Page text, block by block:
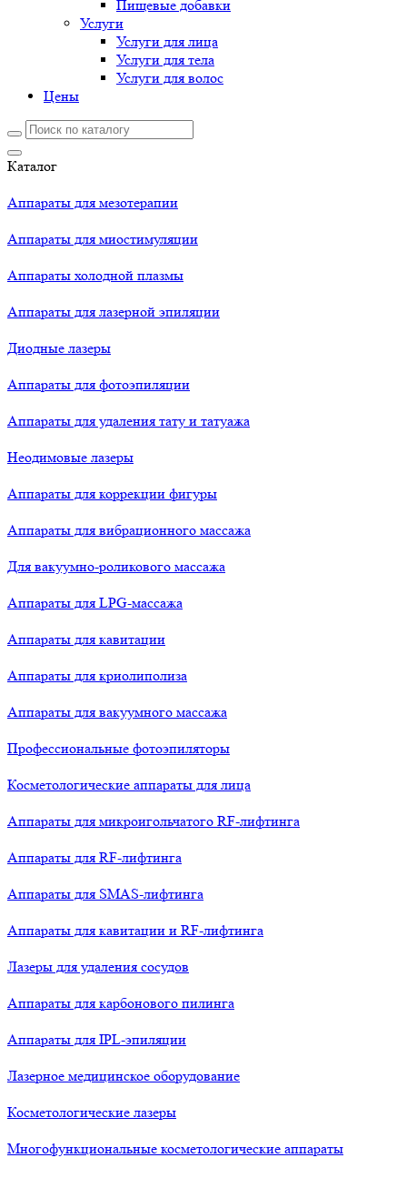
Пищевые добавки
Услуги
Услуги для лица
Услуги для тела
Услуги для волос
Цены
Каталог
Аппараты для мезотерапии
Аппараты для миостимуляции
Аппараты холодной плазмы
Аппараты для лазерной эпиляции
Диодные лазеры
Аппараты для фотоэпиляции
Аппараты для удаления тату и татуажа
Неодимовые лазеры
Аппараты для коррекции фигуры
Аппараты для вибрационного массажа
Для вакуумно-роликового массажа
Аппараты для LPG-массажа
Аппараты для кавитации
Аппараты для криолиполиза
Аппараты для вакуумного массажа
Профессиональные фотоэпиляторы
Косметологические аппараты для лица
Аппараты для микроигольчатого RF-лифтинга
Аппараты для RF-лифтинга
Аппараты для SMAS-лифтинга
Аппараты для кавитации и RF-лифтинга
Лазеры для удаления сосудов
Аппараты для карбонового пилинга
Аппараты для IPL-эпиляции
Лазерное медицинское оборудование
Косметологические лазеры
Многофункциональные косметологические аппараты